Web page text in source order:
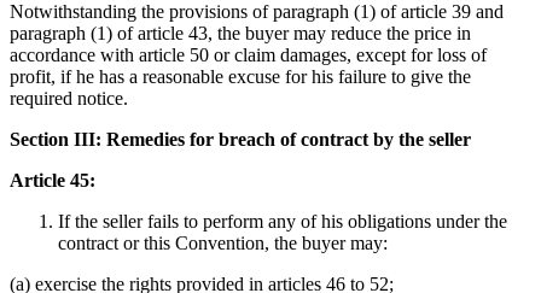
Notwithstanding the provisions of paragraph (1) of article 39 and
paragraph (1) of article 43, the buyer may reduce the price in
accordance with article 50 or claim damages, except for loss of
profit, if he has a reasonable excuse for his failure to give the
required notice.
Section III: Remedies for breach of contract by the seller
Article 45:
If the seller fails to perform any of his obligations under the
contract or this Convention, the buyer may:
(a) exercise the rights provided in articles 46 to 52;